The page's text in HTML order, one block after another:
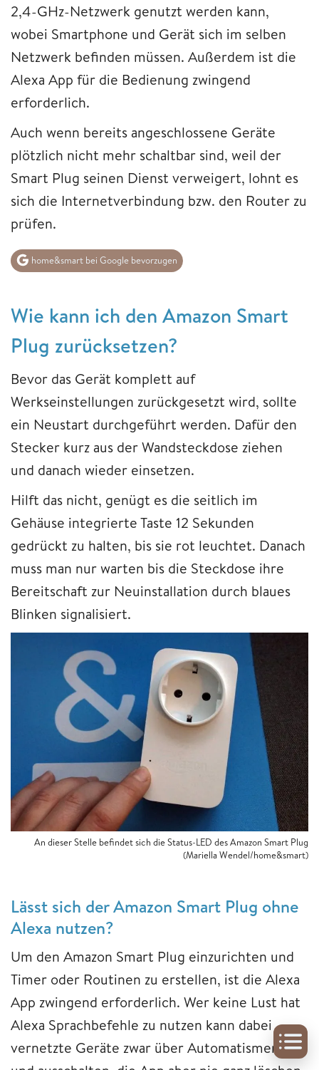
2,4-GHz-Netzwerk genutzt werden kann,
wobei Smartphone und Gerät sich im selben
Netzwerk befinden müssen. Außerdem ist die
Alexa App für die Bedienung zwingend
erforderlich.
Auch wenn bereits angeschlossene Geräte
plötzlich nicht mehr schaltbar sind, weil der
Smart Plug seinen Dienst verweigert, lohnt es
sich die Internetverbindung bzw. den Router zu
prüfen.
home&smart bei Google bevorzugen
Wie kann ich den Amazon Smart
Plug zurücksetzen?
Bevor das Gerät komplett auf
Werkseinstellungen zurückgesetzt wird, sollte
ein Neustart durchgeführt werden. Dafür den
Stecker kurz aus der Wandsteckdose ziehen
und danach wieder einsetzen.
Hilft das nicht, genügt es die seitlich im
Gehäuse integrierte Taste 12 Sekunden
gedrückt zu halten, bis sie rot leuchtet. Danach
muss man nur warten bis die Steckdose ihre
Bereitschaft zur Neuinstallation durch blaues
Blinken signalisiert.
An dieser Stelle befindet sich die Status-LED des Amazon Smart Plug
(Mariella Wendel/home&smart)
Lässt sich der Amazon Smart Plug ohne
Alexa nutzen?
Um den Amazon Smart Plug einzurichten und
Timer oder Routinen zu erstellen, ist die Alexa
App zwingend erforderlich. Wer keine Lust hat
Alexa Sprachbefehle zu nutzen kann dabei
vernetzte Geräte zwar über Automatismen ein-